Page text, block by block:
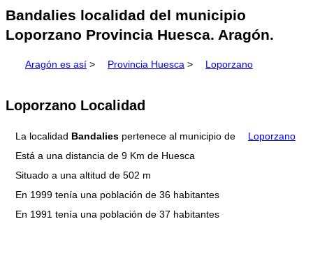
Bandalies localidad del municipio
Loporzano Provincia Huesca. Aragón.
Aragón es así > Provincia Huesca > Loporzano
Loporzano Localidad
La localidad Bandalies pertenece al municipio de
Loporzano
Está a una distancia de 9 Km de Huesca
Situado a una altitud de 502 m
En 1999 tenía una población de 36 habitantes
En 1991 tenía una población de 37 habitantes